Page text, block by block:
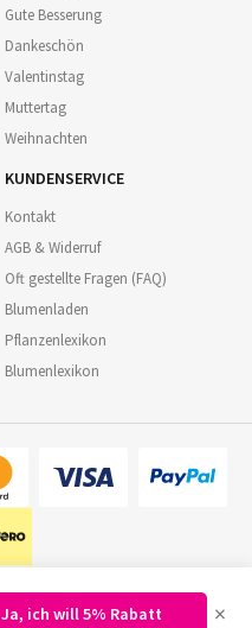
Gute Besserung
Dankeschön
Valentinstag
Muttertag
Weihnachten
KUNDENSERVICE
Kontakt
AGB & Widerruf
Oft gestellte Fragen (FAQ)
Blumenladen
Pflanzenlexikon
Blumenlexikon
Ja, ich will 5% Rabatt ×